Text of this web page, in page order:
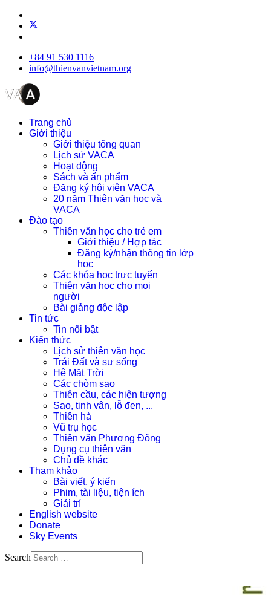
+84 91 530 1116
info@thienvanvietnam.org
Trang chủ
Giới thiệu
Giới thiệu tổng quan
Lịch sử VACA
Hoạt động
Sách và ấn phẩm
Đăng ký hội viên VACA
20 năm Thiên văn học và
VACA
Đào tạo
Thiên văn học cho trẻ em
Giới thiệu / Hợp tác
Đăng ký/nhận thông tin lớp
học
Các khóa học trực tuyến
Thiên văn học cho mọi
người
Bài giảng độc lập
Tin tức
Tin nổi bật
Kiến thức
Lịch sử thiên văn học
Trái Đất và sự sống
Hệ Mặt Trời
Các chòm sao
Thiên cầu, các hiện tượng
Sao, tinh vân, lỗ đen, ...
Thiên hà
Vũ trụ học
Thiên văn Phương Đông
Dụng cụ thiên văn
Chủ đề khác
Tham khảo
Bài viết, ý kiến
Phim, tài liệu, tiện ích
Giải trí
English website
Donate
Sky Events
Search